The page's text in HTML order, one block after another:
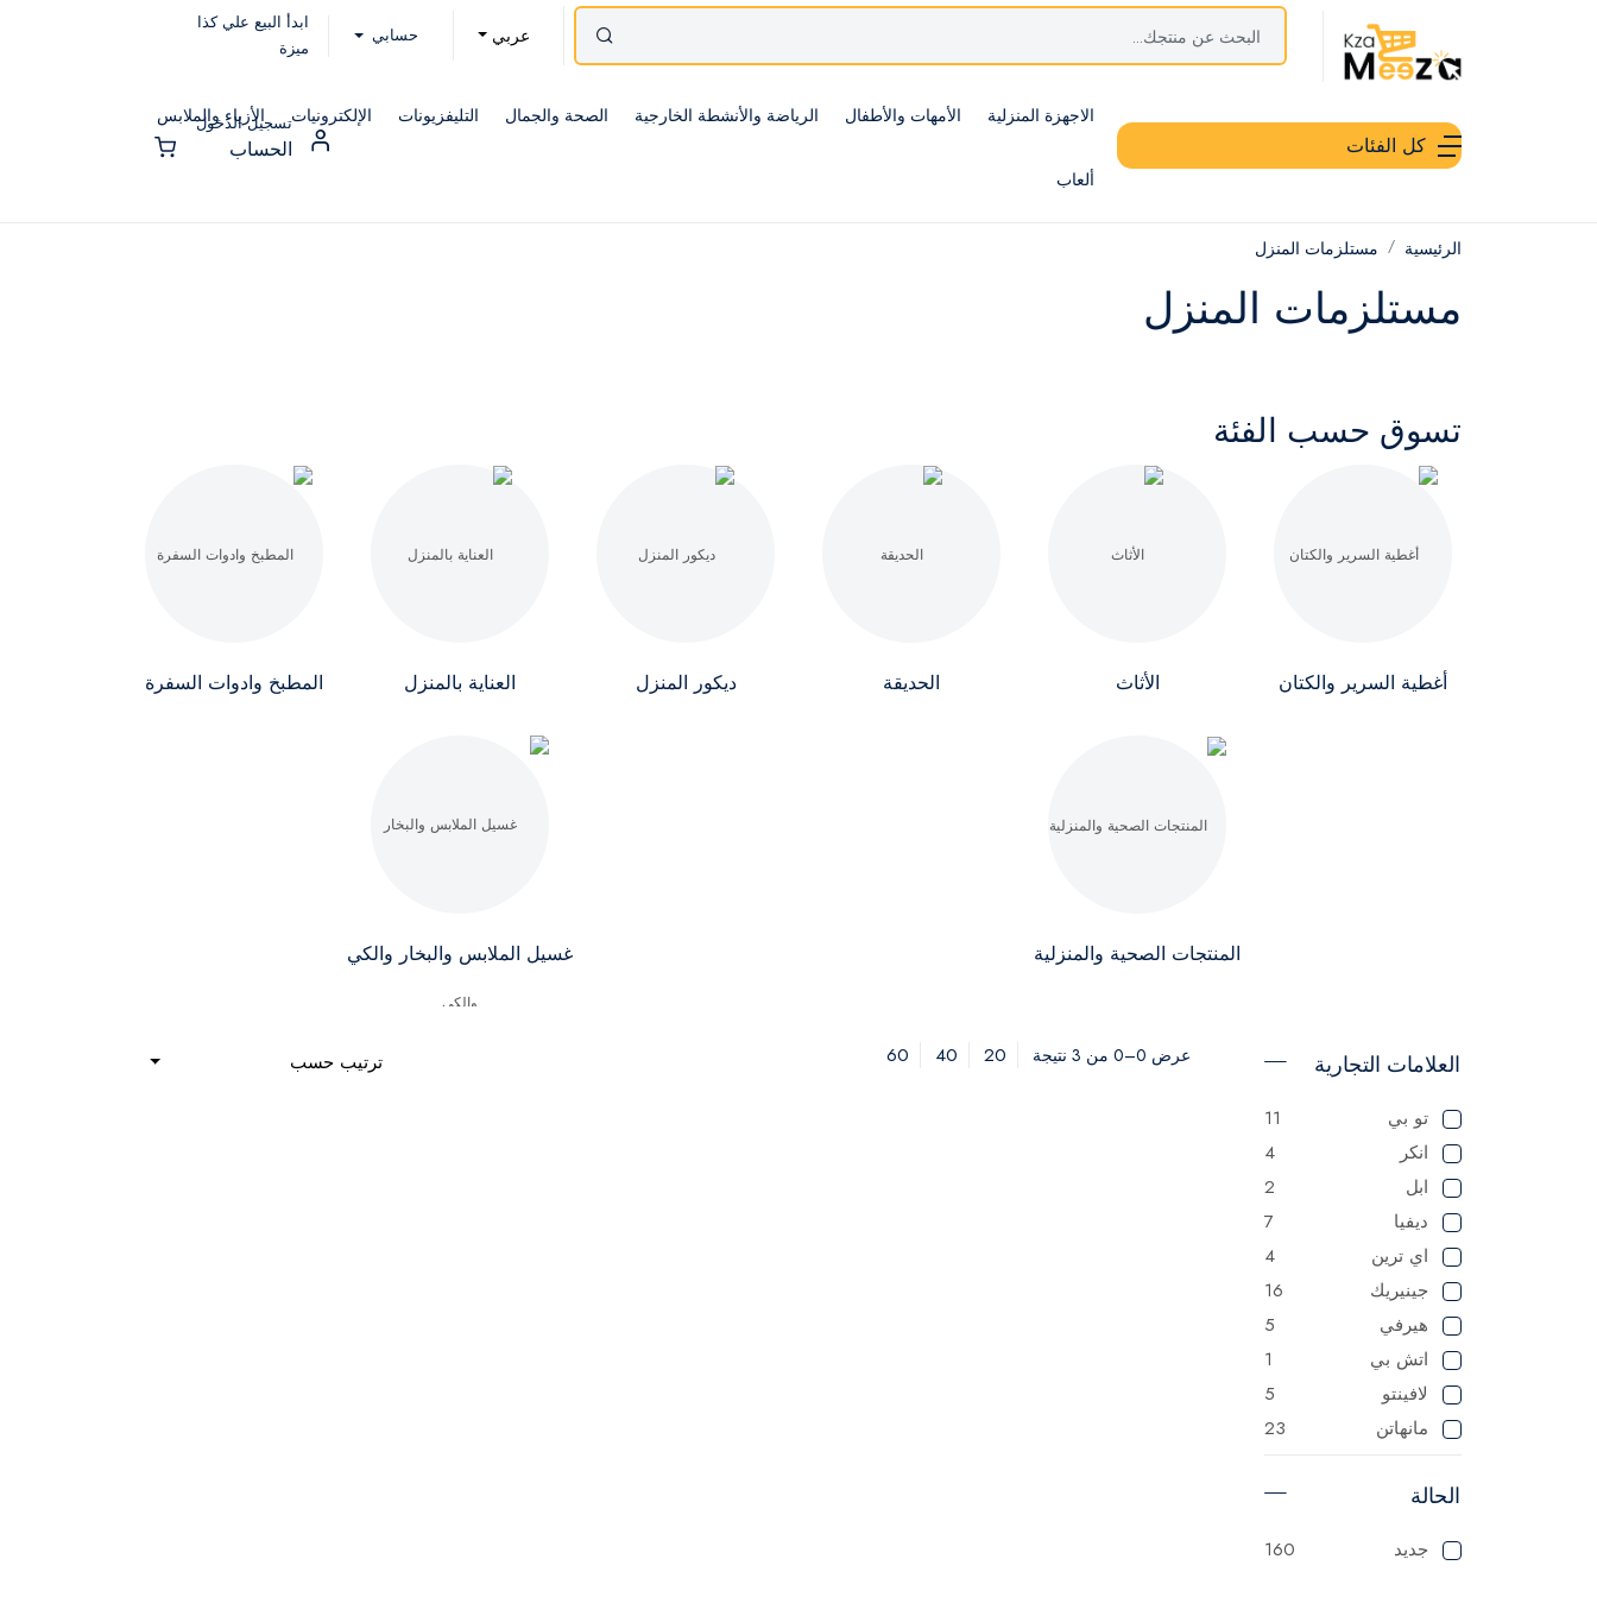
عربي حسابي
ابدأ البيع علي كذا
ميزة
كل الفئات
الاجهزة المنزلية الأمهات والأطفال الرياضة والأنشطة الخارجية الصحة والجمال التليفزيونات الإلكترونيات الأزياء والملابس
ألعاب
تسجيل الدخول
الحساب
الرئيسية مستلزمات المنزل
مستلزمات المنزل
تسوق حسب الفئة
أغطية السرير والكتان الأثاث الحديقة ديكور المنزل العناية بالمنزل المطبخ وادوات السفرة
المنتجات الصحية والمنزلية غسيل الملابس والبخار والكي
العلامات التجارية
تو بي
11
انكر
4
ابل
2
ديفيا
7
اي ترين
4
جينيريك
16
هيرفي
5
اتش بي
1
لافينتو
5
مانهاتن
23
ميانتا
1
سوناي
الحالة
جديد 160
عرض 0–0 من 3 نتيجة 20
40
60 ترتيب حسب